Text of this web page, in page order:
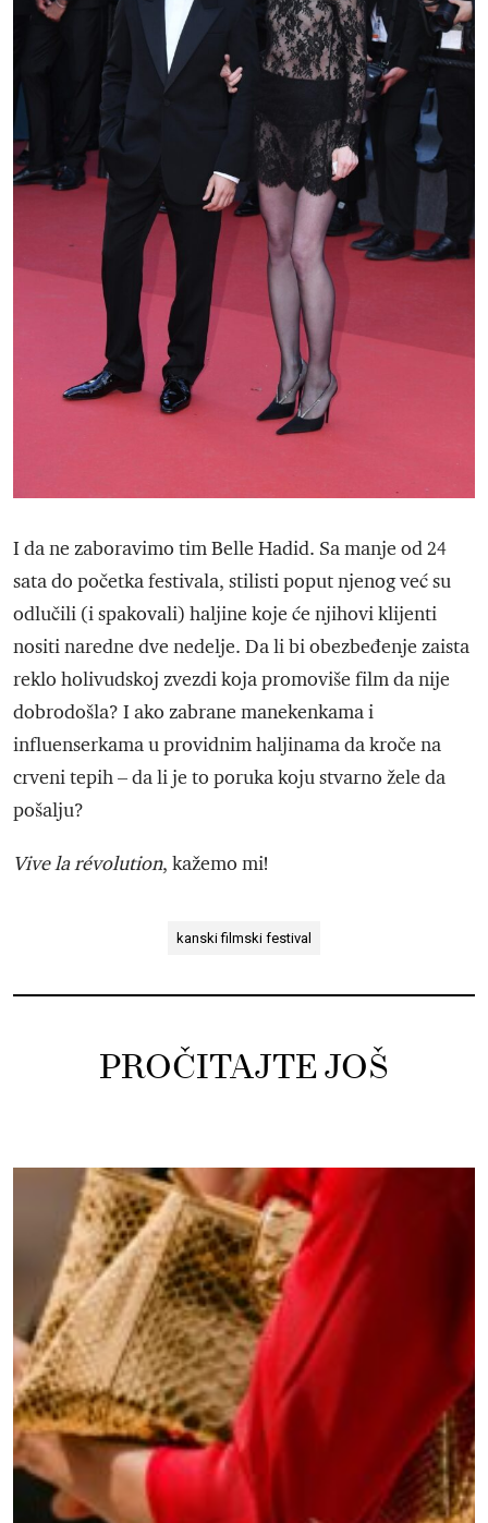
I da ne zaboravimo tim Belle Hadid. Sa manje od 24
sata do početka festivala, stilisti poput njenog već su
odlučili (i spakovali) haljine koje će njihovi klijenti
nositi naredne dve nedelje. Da li bi obezbeđenje zaista
reklo holivudskoj zvezdi koja promoviše film da nije
dobrodošla? I ako zabrane manekenkama i
influenserkama u providnim haljinama da kroče na
crveni tepih – da li je to poruka koju stvarno žele da
pošalju?
Vive la révolution, kažemo mi!
kanski filmski festival
PROČITAJTE JOŠ